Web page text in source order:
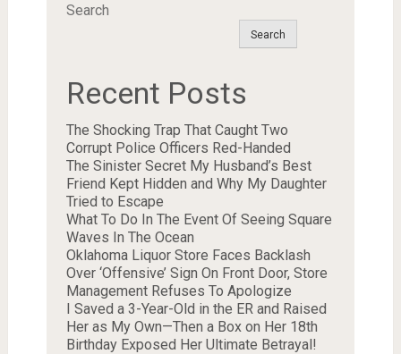
Search
Search
Recent Posts
The Shocking Trap That Caught Two
Corrupt Police Officers Red-Handed
The Sinister Secret My Husband’s Best
Friend Kept Hidden and Why My Daughter
Tried to Escape
What To Do In The Event Of Seeing Square
Waves In The Ocean
Oklahoma Liquor Store Faces Backlash
Over ‘Offensive’ Sign On Front Door, Store
Management Refuses To Apologize
I Saved a 3-Year-Old in the ER and Raised
Her as My Own—Then a Box on Her 18th
Birthday Exposed Her Ultimate Betrayal!